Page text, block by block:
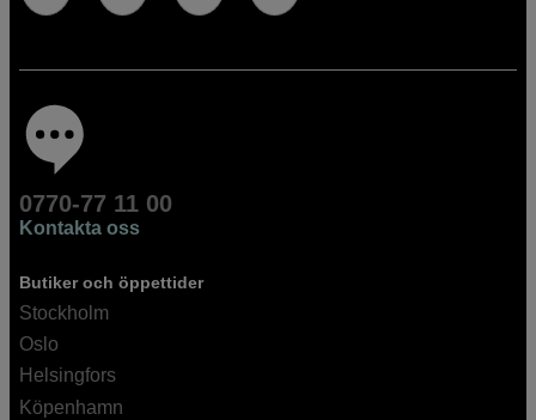
0770-77 11 00
Kontakta oss
Butiker och öppettider
Stockholm
Oslo
Helsingfors
Köpenhamn